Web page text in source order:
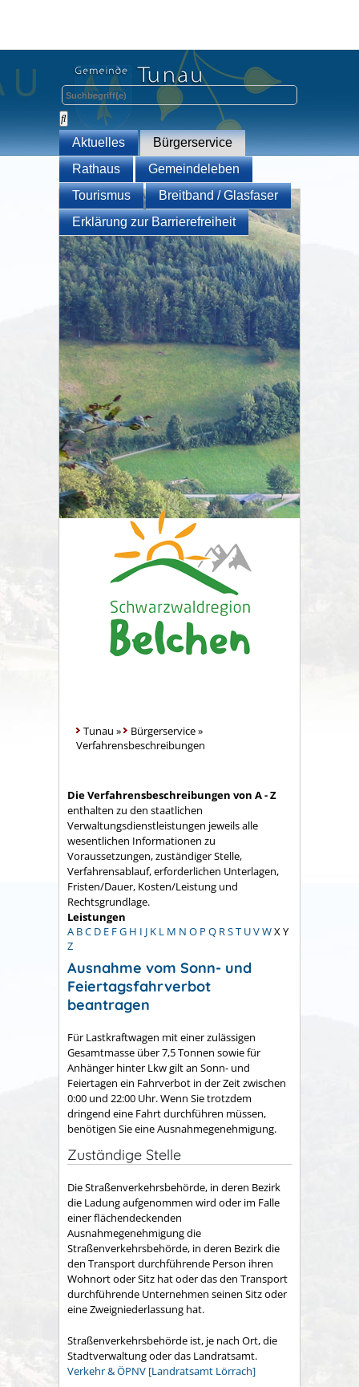
Aktuelles
Bürgerservice
Rathaus
Gemeindeleben
Tourismus
Breitband / Glasfaser
Erklärung zur Barrierefreiheit
Tunau » Bürgerservice»
Verfahrensbeschreibungen
Die Verfahrensbeschreibungen von A - Z
enthalten zu den staatlichen
Verwaltungsdienstleistungen jeweils alle
wesentlichen Informationen zu
Voraussetzungen, zuständiger Stelle,
Verfahrensablauf, erforderlichen Unterlagen,
Fristen/Dauer, Kosten/Leistung und
Rechtsgrundlage.
Leistungen
A BC D E FG H I J K L M N O P Q RST UVWX Y
Z
Ausnahme vom Sonn- und
Feiertagsfahrverbot
beantragen
Für Lastkraftwagen mit einer zulässigen
Gesamtmasse über 7,5 Tonnen sowie für
Anhänger hinter Lkw gilt an Sonn- und
Feiertagen ein Fahrverbot in der Zeit zwischen
0:00 und 22:00 Uhr. Wenn Sie trotzdem
dringend eine Fahrt durchführen müssen,
benötigen Sie eine Ausnahmegenehmigung.
Zuständige Stelle
Die Straßenverkehrsbehörde, in deren Bezirk
die Ladung aufgenommen wird oder im Falle
einer flächendeckenden
Ausnahmegenehmigung die
Straßenverkehrsbehörde, in deren Bezirk die
den Transport durchführende Person ihren
Wohnort oder Sitz hat oder das den Transport
durchführende Unternehmen seinen Sitz oder
eine Zweigniederlassung hat.
Straßenverkehrsbehörde ist, je nach Ort, die
Stadtverwaltung oder das Landratsamt.
Verkehr & ÖPNV [Landratsamt Lörrach]